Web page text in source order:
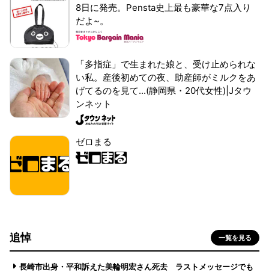
8日に発売。Pensta史上最も豪華な7点入り
だよ~。
「多指症」で生まれた娘と、受け止められな
い私。産後初めての夜、助産師がミルクをあ
げてるのを見て...(静岡県・20代女性)|Jタウ
ンネット
ゼロまる
追悼 一覧を見る
長崎市出身・平和訴えた美輪明宏さん死去 ラストメッセージでも